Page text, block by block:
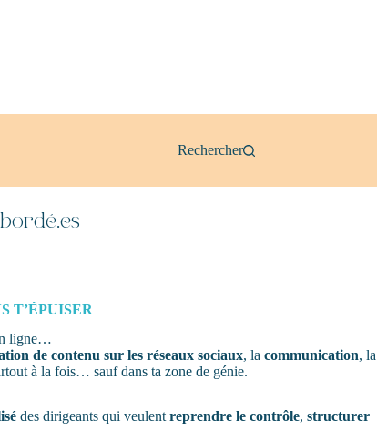
Rechercher
T’ÉPUISER
ligne…
de contenu sur les réseaux sociaux, la communication, la
à la fois… sauf dans ta zone de génie.
des dirigeants qui veulent reprendre le contrôle, structurer